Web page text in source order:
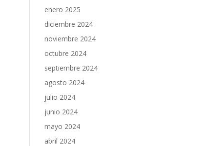
enero 2025
diciembre 2024
noviembre 2024
octubre 2024
septiembre 2024
agosto 2024
julio 2024
junio 2024
mayo 2024
abril 2024